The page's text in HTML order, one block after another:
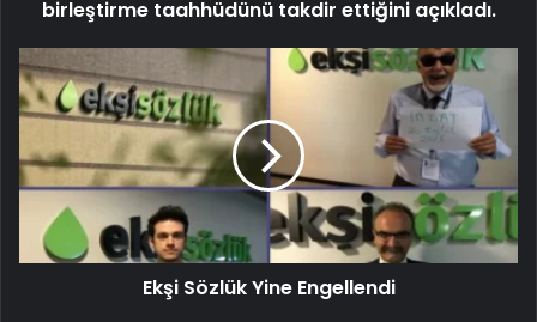
birleştirme taahhüdünü takdir ettiğini açıkladı.
Ekşi Sözlük Yine Engellendi